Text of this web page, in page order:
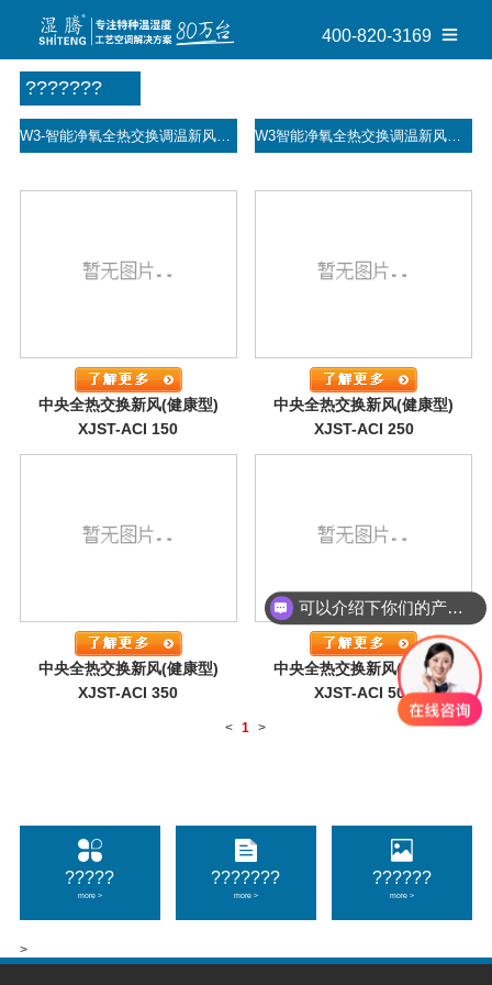
400-820-3169
W3-智能净氧全热交换调温新风机
???????
>
?????
more >
???????
more >
??????
more >
中央全热交换新风(健康型)
XJST-ACI 150
中央全热交换新风(健康型)
XJST-ACI 250
中央全热交换新风(健康型)
XJST-ACI 350
中央全热交换新风(健康型)
XJST-ACI 500
< 1 >
可以介绍下你们的产品么